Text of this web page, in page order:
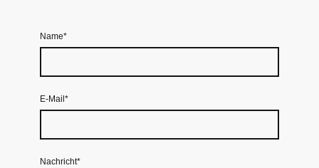
Name*
E-Mail *
Nachricht*